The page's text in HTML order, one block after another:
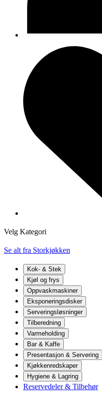
Velg Kategori
Se alt fra Storkjøkken
Kok- & Stek
Kjøl og frys
Oppvaskmaskiner
Eksponeringsdisker
Serveringsløsninger
Tilberedning
Varmeholding
Bar & Kaffe
Presentasjon & Servering
Kjøkkenredskaper
Hygiene & Lagring
Reservedeler & Tilbehør